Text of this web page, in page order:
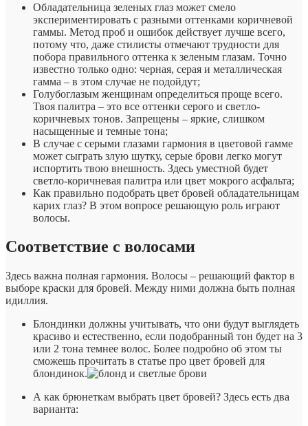
Обладательница зеленых глаз может смело
экспериментировать с разными оттенками коричневой
гаммы. Метод проб и ошибок действует лучше всего,
потому что, даже стилисты отмечают трудности для
побора правильного оттенка к зеленым глазам. Точно
известно только одно: черная, серая и металлическая
гамма – в этом случае не подойдут;
Голубоглазым женщинам определиться проще всего.
Твоя палитра – это все оттенки серого и светло-
коричневых тонов. Запрещены – яркие, слишком
насыщенные и темные тона;
В случае с серыми глазами гармония в цветовой гамме
может сыграть злую шутку, серые брови легко могут
испортить твою внешность. Здесь уместной будет
светло-коричневая палитра или цвет мокрого асфальта;
Как правильно подобрать цвет бровей обладательницам
карих глаз? В этом вопросе решающую роль играют
волосы.
Соответствие с волосами
Здесь важна полная гармония. Волосы – решающий фактор в
выборе краски для бровей. Между ними должна быть полная
идиллия.
Блондинки должны учитывать, что они будут выглядеть
красиво и естественно, если подобранный тон будет на 3
или 2 тона темнее волос. Более подробно об этом ты
сможешь прочитать в статье про цвет бровей для
блондинок.
А как брюнеткам выбрать цвет бровей? Здесь есть два
варианта: